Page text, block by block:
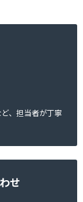
、担当者が丁寧
せ